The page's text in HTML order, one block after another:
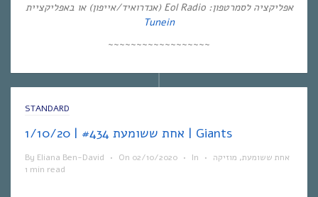
אפליקציה לסמרטפון: Eol Radio (אנדרואיד/אייפון) או באפליקציית
Tunein
~~~~~~~~~~~~~~~~~~
STANDARD
אחת ששומעת #434 | 1/10/20 | Giants
By Eliana Ben-David • On 02/10/2020 • In אחת ששומעת, מוזיקה
•
1 min read